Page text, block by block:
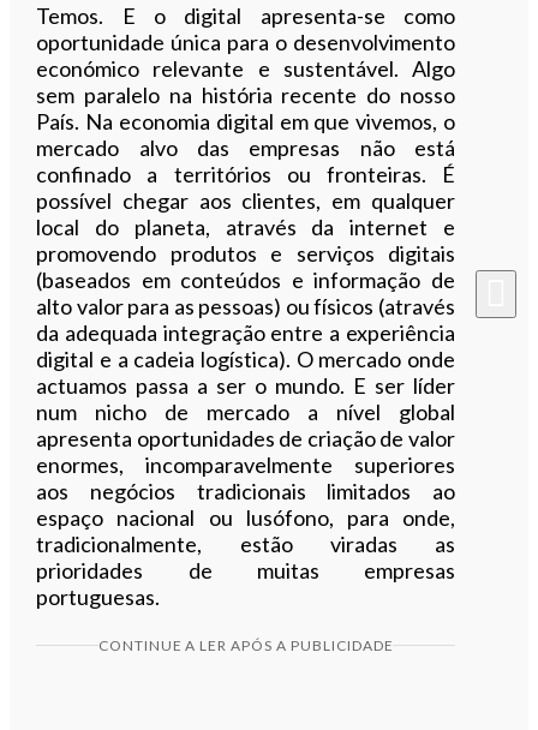
Temos. E o digital apresenta-se como
oportunidade única para o desenvolvimento
económico relevante e sustentável. Algo
sem paralelo na história recente do nosso
País. Na economia digital em que vivemos, o
mercado alvo das empresas não está
confinado a territórios ou fronteiras. É
possível chegar aos clientes, em qualquer
local do planeta, através da internet e
promovendo produtos e serviços digitais
(baseados em conteúdos e informação de
alto valor para as pessoas) ou físicos (através
da adequada integração entre a experiência
digital e a cadeia logística). O mercado onde
actuamos passa a ser o mundo. E ser líder
num nicho de mercado a nível global
apresenta oportunidades de criação de valor
enormes, incomparavelmente superiores
aos negócios tradicionais limitados ao
espaço nacional ou lusófono, para onde,
tradicionalmente, estão viradas as
prioridades de muitas empresas
portuguesas.
CONTINUE A LER APÓS A PUBLICIDADE